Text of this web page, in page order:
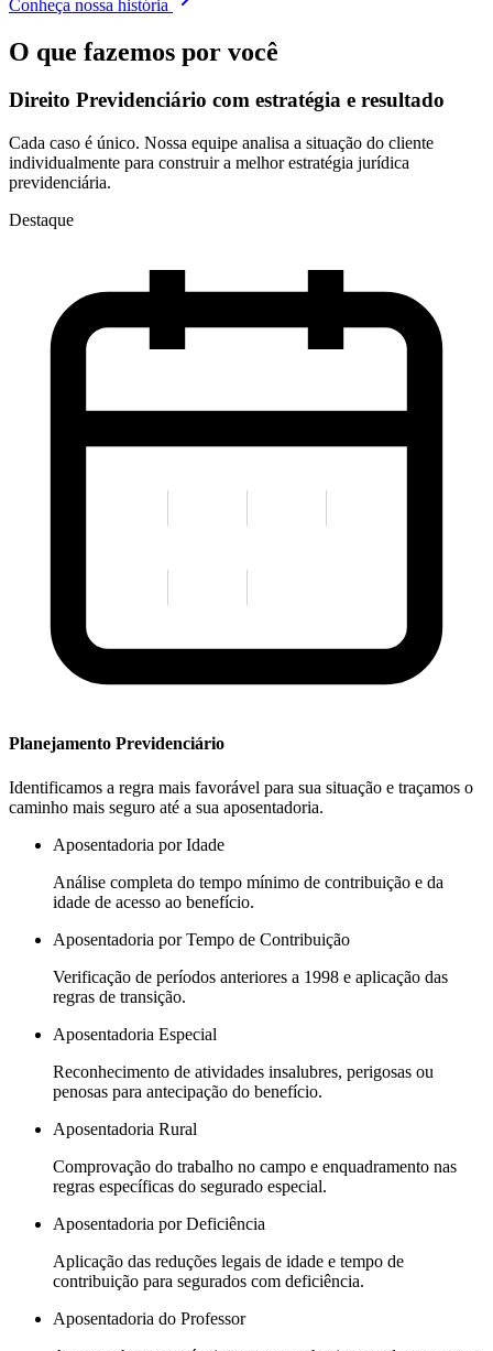
Conheça nossa história
O que fazemos por você
Direito Previdenciário com estratégia e resultado
Cada caso é único. Nossa equipe analisa a situação do cliente
individualmente para construir a melhor estratégia jurídica
previdenciária.
Destaque
Planejamento Previdenciário
Identificamos a regra mais favorável para sua situação e traçamos o
caminho mais seguro até a sua aposentadoria.
Aposentadoria por Idade
Análise completa do tempo mínimo de contribuição e da
idade de acesso ao benefício.
Aposentadoria por Tempo de Contribuição
Verificação de períodos anteriores a 1998 e aplicação das
regras de transição.
Aposentadoria Especial
Reconhecimento de atividades insalubres, perigosas ou
penosas para antecipação do benefício.
Aposentadoria Rural
Comprovação do trabalho no campo e enquadramento nas
regras específicas do segurado especial.
Aposentadoria por Deficiência
Aplicação das reduções legais de idade e tempo de
contribuição para segurados com deficiência.
Aposentadoria do Professor